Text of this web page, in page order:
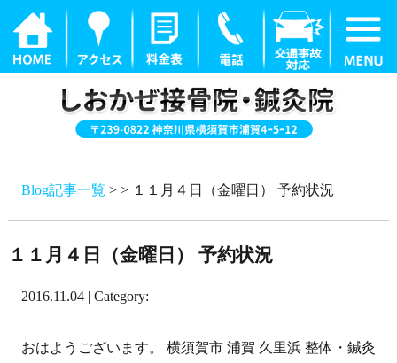
Blog記事一覧 > > １１月４日（金曜日） 予約状況
１１月４日（金曜日） 予約状況
2016.11.04 | Category:
おはようございます。 横須賀市 浦賀 久里浜 整体・鍼灸